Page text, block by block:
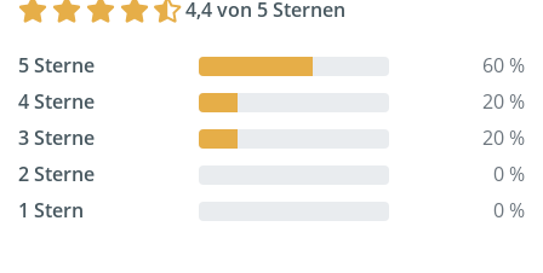
4,4 von 5 Sternen
5 Sterne
60 %
4 Sterne
20 %
3 Sterne
20 %
2 Sterne
0 %
1 Stern
0 %